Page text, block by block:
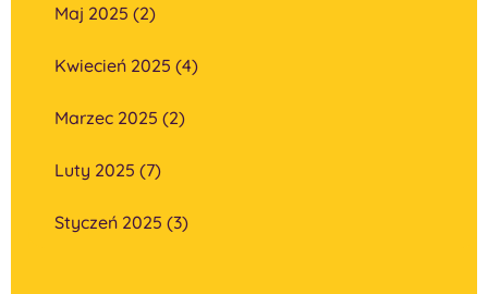
Maj 2025 (2)
Kwiecień 2025 (4)
Marzec 2025 (2)
Luty 2025 (7)
Styczeń 2025 (3)